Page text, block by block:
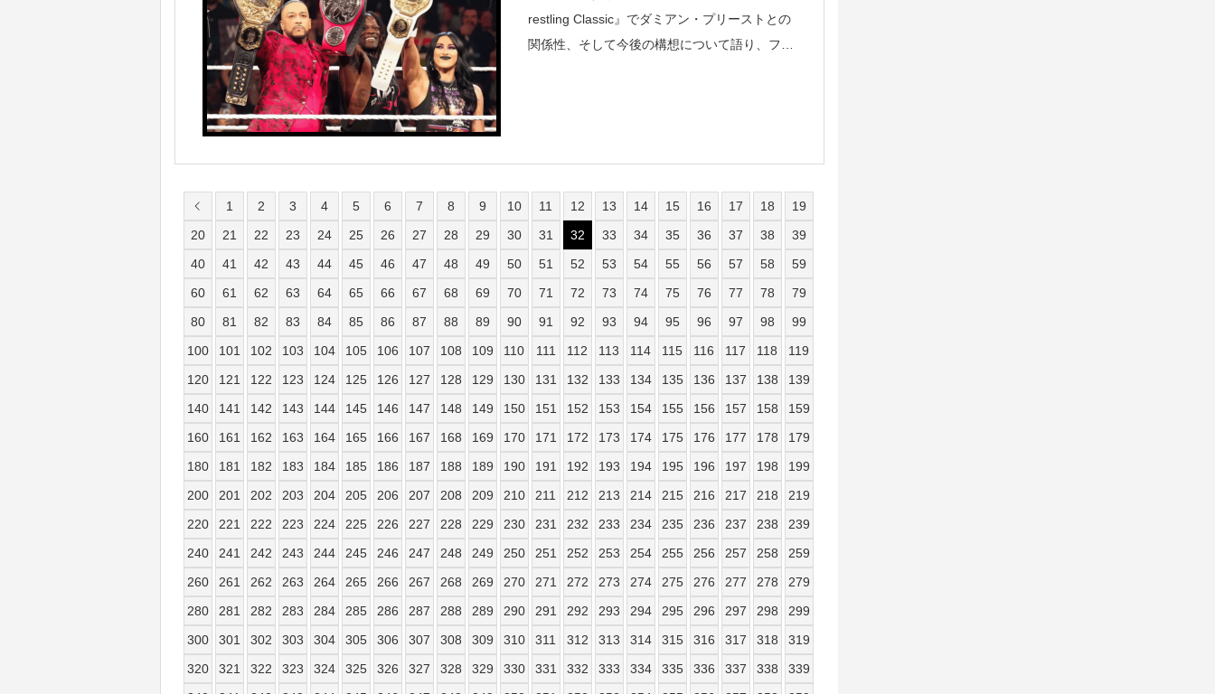
restling Classic』でダミアン・プリーストとの
関係性、そして今後の構想について語り、ファ
1 2 3 4 5 6 7 8 9 10 11 12 13 14 15 16 17 18
19
20
21 22 23 24 25 26 27 28 29 30 31 32 33 34 35 36 37 38
39
40
41 42 43 44 45 46 47 48 49 50 51 52 53 54 55 56 57 58
59
60
61 62 63 64 65 66 67 68 69 70 71 72 73 74 75 76 77 78
79
80
81 82 83 84 85 86 87 88 89 90 91 92 93 94 95 96 97 98
99
100
101 102 103 104 105 106 107 108 109 110 111 112 113 114 115 116 117 118
119
120
121 122 123 124 125 126 127 128 129 130 131 132 133 134 135 136 137 138
139
140
141 142 143 144 145 146 147 148 149 150 151 152 153 154 155 156 157 158
159
160
161 162 163 164 165 166 167 168 169 170 171 172 173 174 175 176 177 178
179
180
181 182 183 184 185 186 187 188 189 190 191 192 193 194 195 196 197 198
199
200
201 202 203 204 205 206 207 208 209 210 211 212 213 214 215 216 217 218
219
220
221 222 223 224 225 226 227 228 229 230 231 232 233 234 235 236 237 238
239
240
241 242 243 244 245 246 247 248 249 250 251 252 253 254 255 256 257 258
259
260
261 262 263 264 265 266 267 268 269 270 271 272 273 274 275 276 277 278
279
280
281 282 283 284 285 286 287 288 289 290 291 292 293 294 295 296 297 298
299
300
301 302 303 304 305 306 307 308 309 310 311 312 313 314 315 316 317 318
319
320
321 322 323 324 325 326 327 328 329 330 331 332 333 334 335 336 337 338
339